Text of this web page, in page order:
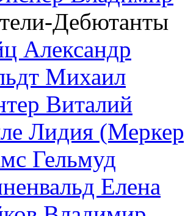
Дебютанты
Александр
Михаил
Виталий
Лидия
Гельмуд
Елена